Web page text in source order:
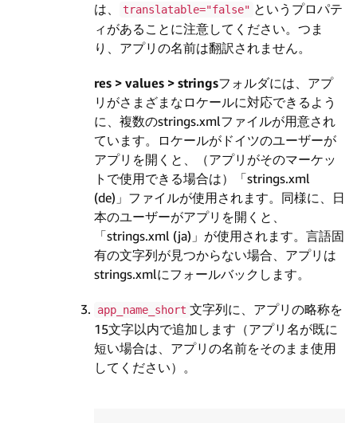
は、
translatable="false" というプロパテ
ィがあることに注意してください。つま
り、アプリの名前は翻訳されません。
res > values > stringsフォルダには、アプ
リがさまざまなロケールに対応できるよう
に、複数のstrings.xmlファイルが用意され
ています。ロケールがドイツのユーザーが
アプリを開くと、（アプリがそのマーケッ
トで使用できる場合は）「strings.xml
(de)」ファイルが使用されます。同様に、日
本のユーザーがアプリを開くと、
「strings.xml (ja)」が使用されます。言語固
有の文字列が見つからない場合、アプリは
strings.xmlにフォールバックします。
app_name_short 文字列に、アプリの略称を
15文字以内で追加します（アプリ名が既に
短い場合は、アプリの名前をそのまま使用
してください）。